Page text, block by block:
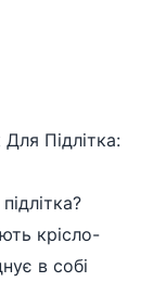
Підлітка:
крісло-
в собі